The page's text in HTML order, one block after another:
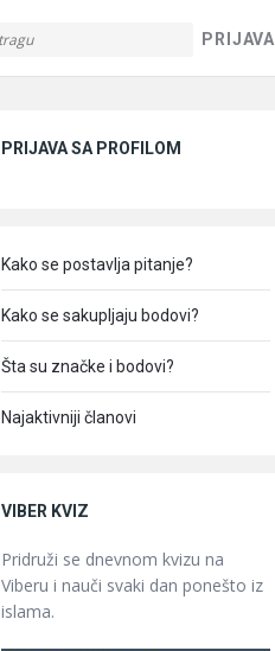
PRIJAVA
PRIJAVA SA PROFILOM
Kako se postavlja pitanje?
Kako se sakupljaju bodovi?
Šta su značke i bodovi?
Najaktivniji članovi
VIBER KVIZ
Pridruži se dnevnom kvizu na
Viberu i nauči svaki dan ponešto iz
islama.